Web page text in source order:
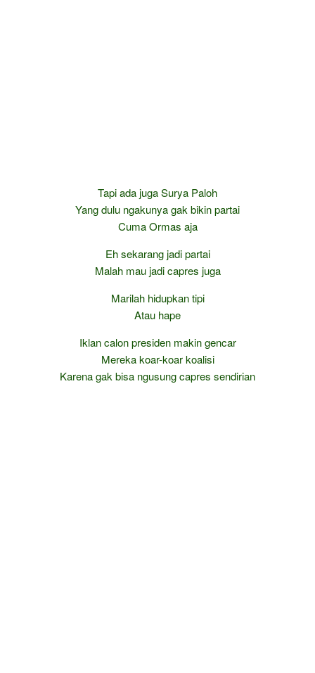
Tapi ada juga Surya Paloh
Yang dulu ngakunya gak bikin partai
Cuma Ormas aja
Eh sekarang jadi partai
Malah mau jadi capres juga
Marilah hidupkan tipi
Atau hape
Iklan calon presiden makin gencar
Mereka koar-koar koalisi
Karena gak bisa ngusung capres sendirian